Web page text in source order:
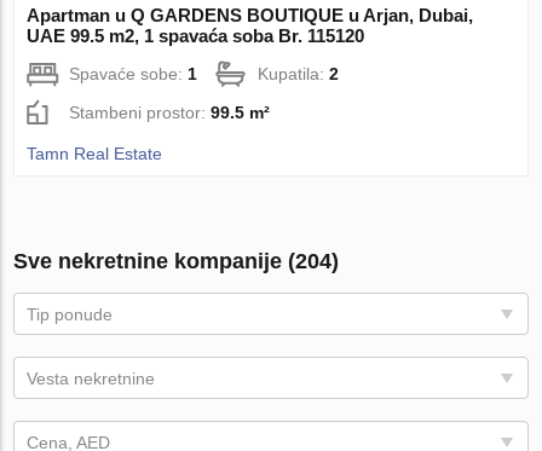
Apartman u Q GARDENS BOUTIQUE u Arjan, Dubai,
UAE 99.5 m2, 1 spavaća soba Br. 115120
Spavaće sobe:1 Kupatila:2
Stambeni prostor:99.5 m²
Tamn Real Estate
Sve nekretnine kompanije (204)
Tip ponude
Vesta nekretnine
Cena, AED